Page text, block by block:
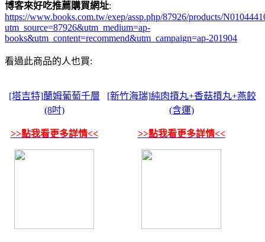
博客來好吃推薦購買網址:
https://www.books.com.tw/exep/assp.php/87926/products/
utm_source=87926&utm_medium=ap-
books&utm_content=recommend&utm_campaign=ap-201904
看過此商品的人也買:
[塔吉特]蘭姆葡萄千層
(8吋)
>>點我看更多詳情<<
[新竹海瑞]純肉摃丸+香菇摃丸+燕餃
(含運)
>>點我看更多詳情<<